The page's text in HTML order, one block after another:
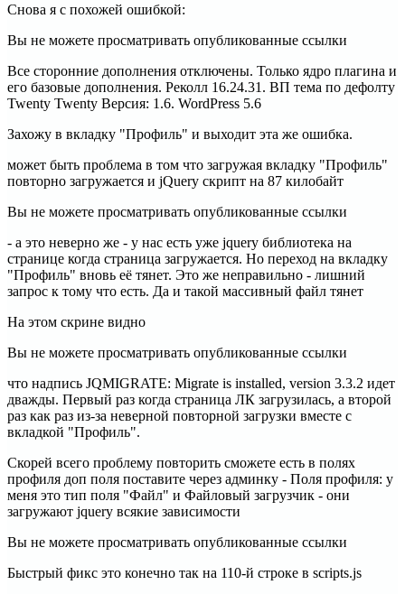
Снова я с похожей ошибкой:
Вы не можете просматривать опубликованные ссылки
Все сторонние дополнения отключены. Только ядро плагина и
его базовые дополнения. Реколл 16.24.31. ВП тема по дефолту
Twenty Twenty Версия: 1.6. WordPress 5.6
Захожу в вкладку "Профиль" и выходит эта же ошибка.
может быть проблема в том что загружая вкладку "Профиль"
повторно загружается и jQuery скрипт на 87 килобайт
Вы не можете просматривать опубликованные ссылки
- а это неверно же - у нас есть уже jquery библиотека на
странице когда страница загружается. Но переход на вкладку
"Профиль" вновь её тянет. Это же неправильно - лишний
запрос к тому что есть. Да и такой массивный файл тянет
На этом скрине видно
Вы не можете просматривать опубликованные ссылки
что надпись JQMIGRATE: Migrate is installed, version 3.3.2 идет
дважды. Первый раз когда страница ЛК загрузилась, а второй
раз как раз из-за неверной повторной загрузки вместе с
вкладкой "Профиль".
Скорей всего проблему повторить сможете есть в полях
профиля доп поля поставите через админку - Поля профиля: у
меня это тип поля "Файл" и Файловый загрузчик - они
загружают jquery всякие зависимости
Вы не можете просматривать опубликованные ссылки
Быстрый фикс это конечно так на 110-й строке в scripts.js